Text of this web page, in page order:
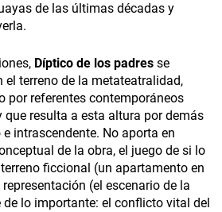
de las últimas décadas y
Díptico de los padres se
el terreno de la metateatralidad,
por referentes contemporáneos
que resulta a esta altura por demás
intrascendente. No aporta en
de la obra, el juego de si lo
ficcional (un apartamento en
(el escenario de la
de lo importante: el conflicto vital del